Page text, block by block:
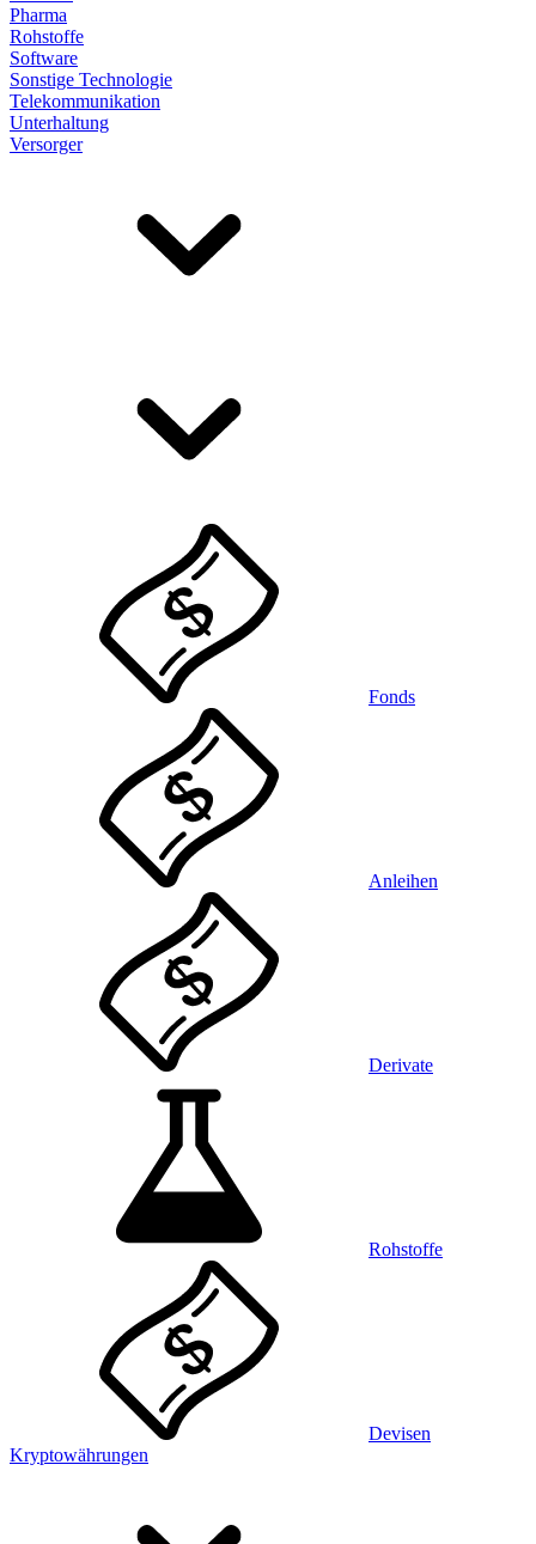
Pharma
Rohstoffe
Software
Sonstige Technologie
Telekommunikation
Unterhaltung
Versorger
Fonds
Anleihen
Derivate
Rohstoffe
Devisen
Kryptowährungen